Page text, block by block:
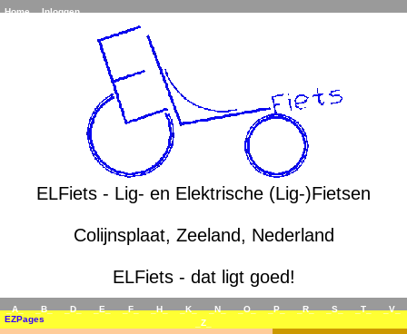
Home Inloggen
ELFiets - Lig- en Elektrische (Lig-)Fietsen
Colijnsplaat, Zeeland, Nederland
ELFiets - dat ligt goed!
_A_ _B_ _D_ _E_ _F_ _H_ _K_ _N_ _O_ _P_ _R_ _S_ _T_
_V_
_Z_
EZPages